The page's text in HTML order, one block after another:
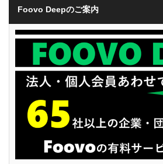
Foovo Deepのご案内